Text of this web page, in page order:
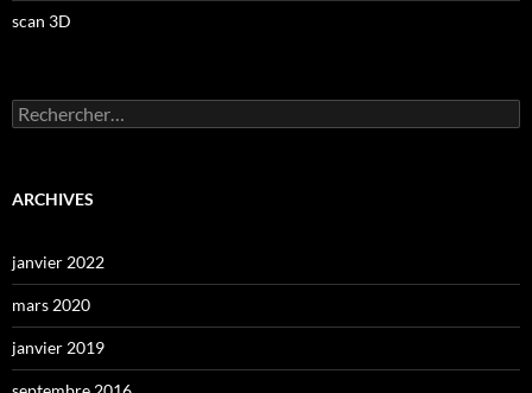
scan 3D
Rechercher :
ARCHIVES
janvier 2022
mars 2020
janvier 2019